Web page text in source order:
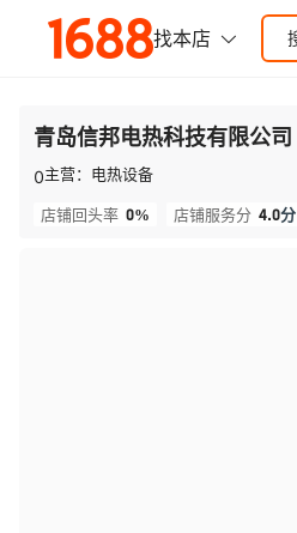
青岛信邦电热科技有限公司
0主营： 电热设备
店铺回头率 0% 店铺服务分 4.0分